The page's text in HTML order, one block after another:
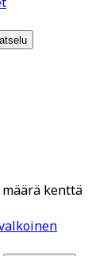
kenttä